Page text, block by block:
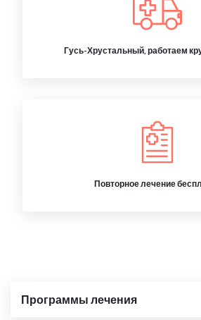
Гусь-Хрустальный, работаем
Повторное лечение
Программы лечения